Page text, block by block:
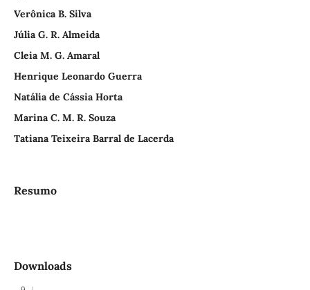
Verônica B. Silva
Júlia G. R. Almeida
Cleia M. G. Amaral
Henrique Leonardo Guerra
Natália de Cássia Horta
Marina C. M. R. Souza
Tatiana Teixeira Barral de Lacerda
Resumo
Downloads